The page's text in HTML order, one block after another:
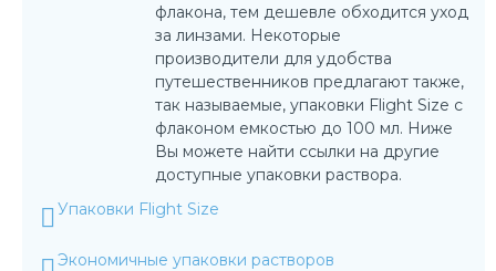
флакона, тем дешевле обходится уход
за линзами. Некоторые
производители для удобства
путешественников предлагают также,
так называемые, упаковки Flight Size с
флаконом емкостью до 100 мл. Ниже
Вы можете найти ссылки на другие
доступные упаковки раствора.
Упаковки Flight Size
Экономичные упаковки растворов